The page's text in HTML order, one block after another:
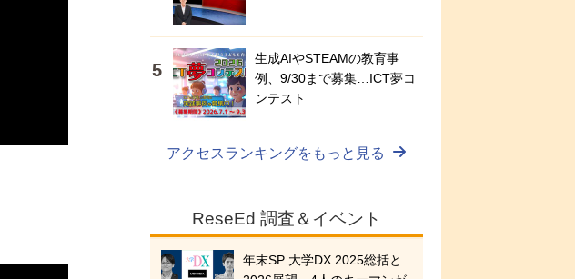
生成AIやSTEAMの教育事
例、9/30まで募集…ICT夢コ
ンテスト
アクセスランキングをもっと見る
ReseEd 調査＆イベント
年末SP 大学DX 2025総括と